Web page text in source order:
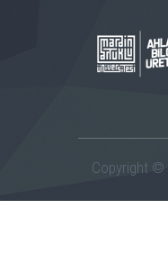
Copyright ©